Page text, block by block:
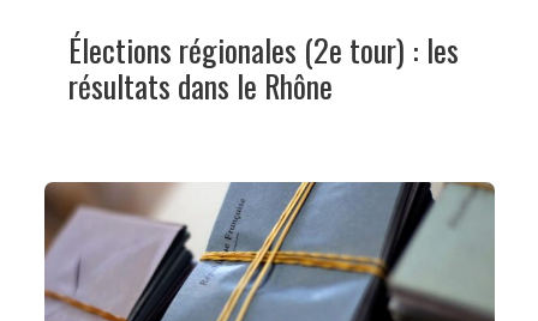
Élections régionales (2e tour) : les
résultats dans le Rhône